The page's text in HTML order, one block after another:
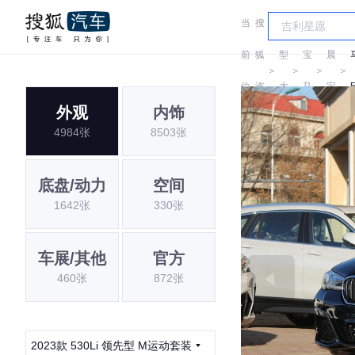
当
前
位
置:
搜
狐
汽
车
＞
车
型
大
全
＞
宝
马
＞
晨
宝
＞
5
外观
4984张
内饰
8503张
底盘/动力
1642张
空间
330张
车展/其他
460张
官方
872张
2023款 530Li 领先型 M运动套装